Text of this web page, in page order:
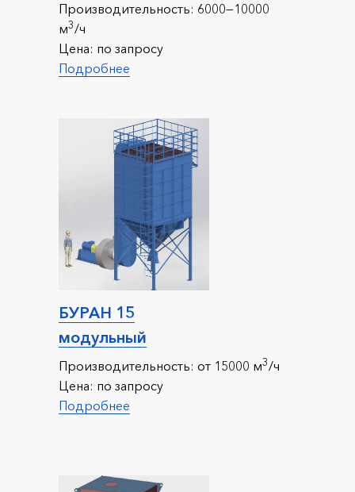
Производительность: 6000—10000
м3/ч
Цена: по запросу
Подробнее
БУРАН 15
модульный
Производительность: от 15000 м3/ч
Цена: по запросу
Подробнее